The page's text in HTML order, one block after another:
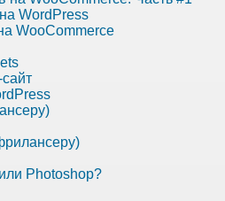
WordPress
WooCommerce
Photoshop?